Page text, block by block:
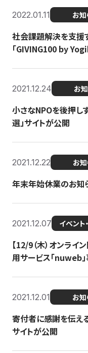
2022.01.11 お知
社会課題解決を支援
「GIVING100 by
2021.12.24 お
小さなNPOを後押し
選」サイトが公開
2021.12.22 お
年末年始休業のお知
2021.12.07 イベント
【12/9（木）オンライ
用サービス「nuweb
2021.12.01 お知
寄付者に感謝を伝え
サイトが公開